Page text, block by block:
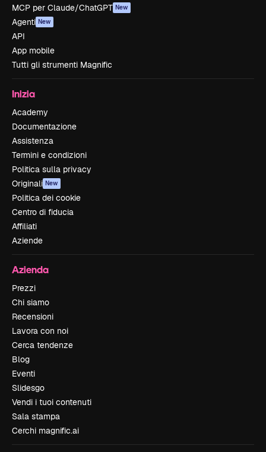
MCP per Claude/ChatGPT New
Agenti New
API
App mobile
Tutti gli strumenti Magnific
Inizia
Academy
Documentazione
Assistenza
Termini e condizioni
Politica sulla privacy
Originali New
Politica dei cookie
Centro di fiducia
Affiliati
Aziende
Azienda
Prezzi
Chi siamo
Recensioni
Lavora con noi
Cerca tendenze
Blog
Eventi
Slidesgo
Vendi i tuoi contenuti
Sala stampa
Cerchi magnific.ai